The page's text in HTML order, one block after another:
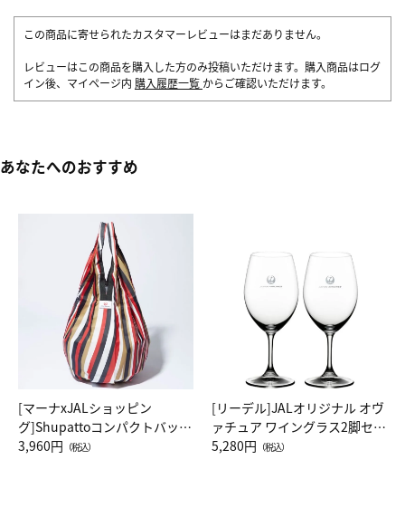
この商品に寄せられたカスタマーレビューはまだありません。
レビューはこの商品を購入した方のみ投稿いただけます。購入商品はログ
イン後、マイページ内 購入履歴一覧 からご確認いただけます。
あなたへのおすすめ
[マーナxJALショッピン
グ]Shupattoコンパクトバッグ
Drop JAL客室乗務員（LC）ス
3,960円 （税込）
[リーデル]JALオリジナル オヴ
ァチュア ワイングラス2脚セッ
ト（レッドワイン）
5,280円 （税込）